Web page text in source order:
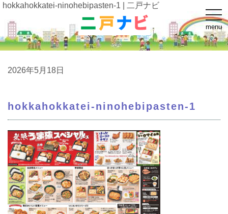
t
o
g
g
l
e
o
menu
hokkahokkatei-ninohebipasten-1 | 二戸ナビ
2026年5月18日
hokkahokkatei-ninohebipasten-1